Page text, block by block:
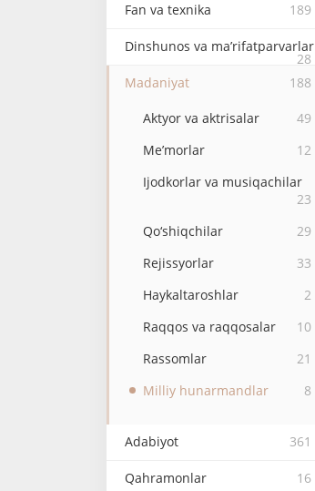
Fan va texnika 189
Dinshunos va ma’rifatparvarlar
28
Madaniyat
188
Aktyor va aktrisalar
49
Me’morlar
12
Ijodkorlar va musiqachilar
23
Qo‘shiqchilar
29
Rejissyorlar
33
Haykaltaroshlar
2
Raqqos va raqqosalar
10
Rassomlar
21
Milliy hunarmandlar
8
Adabiyot 361
Qahramonlar 16